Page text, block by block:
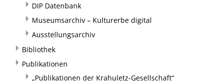
DIP Datenbank
Museumsarchiv – Kulturerbe digital
Ausstellungsarchiv
Bibliothek
Publikationen
„Publikationen der Krahuletz-Gesellschaft“